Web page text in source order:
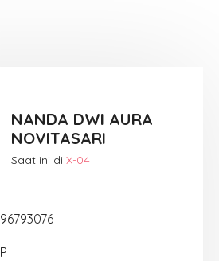
NANDA DWI AURA
NOVITASARI
Saat ini di X-04
96793076
P